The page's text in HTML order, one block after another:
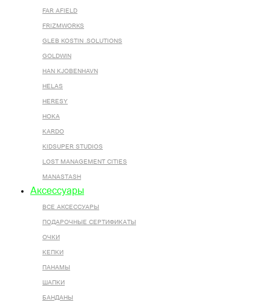
FAR AFIELD
FRIZMWORKS
GLEB KOSTIN .SOLUTIONS
GOLDWIN
HAN KJOBENHAVN
HELAS
HERESY
HOKA
KARDO
KIDSUPER STUDIOS
LOST MANAGEMENT CITIES
MANASTASH
Аксессуары
ВСЕ AКСЕССУАРЫ
ПОДАРОЧНЫЕ СЕРТИФИКАТЫ
ОЧКИ
КЕПКИ
ПАНАМЫ
ШАПКИ
БАНДАНЫ